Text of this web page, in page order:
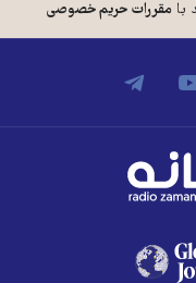
بامقررات حریم خصوصی